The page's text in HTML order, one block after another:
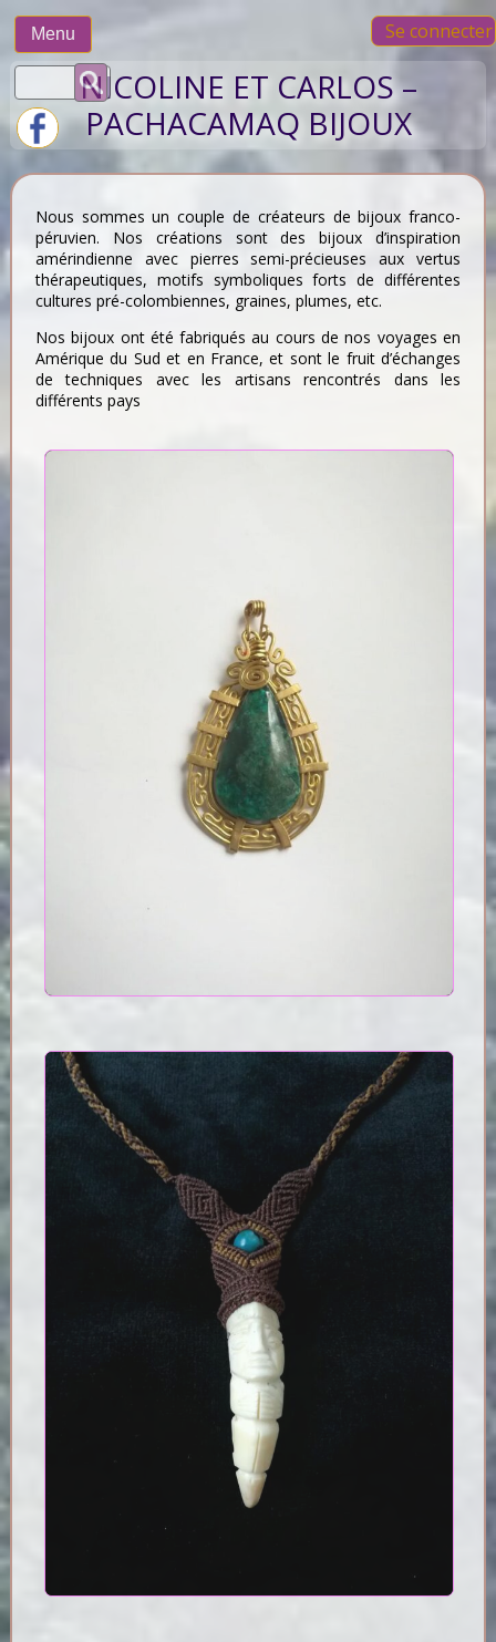
Menu
to
Se connecter
Rechercher :NICOLINE ET CARLOS –
PACHACAMAQ BIJOUX
Nous sommes un couple de créateurs de bijoux franco-
péruvien. Nos créations sont des bijoux d’inspiration
amérindienne avec pierres semi-précieuses aux vertus
thérapeutiques, motifs symboliques forts de différentes
cultures pré-colombiennes, graines, plumes, etc.
Nos bijoux ont été fabriqués au cours de nos voyages en
Amérique du Sud et en France, et sont le fruit d’échanges
de techniques avec les artisans rencontrés dans les
différents pays